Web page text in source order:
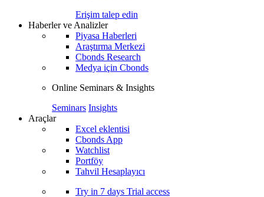
Erişim talep edin
Haberler ve Analizler
Piyasa Haberleri
Araştırma Merkezi
Cbonds Research
Medya için Cbonds
Online Seminars & Insights
Seminars Insights
Araçlar
Excel eklentisi
Cbonds App
Watchlist
Portföy
Tahvil Hesaplayıcı
Try in 7 days Trial access